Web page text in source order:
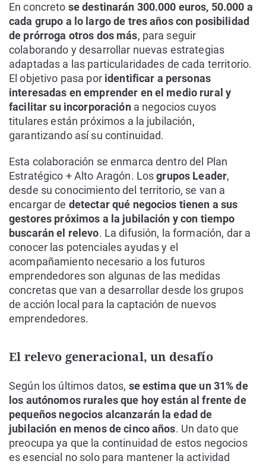
En concreto se destinarán 300.000 euros, 50.000 a
cada grupo a lo largo de tres años con posibilidad
de prórroga otros dos más, para seguir
colaborando y desarrollar nuevas estrategias
adaptadas a las particularidades de cada territorio.
El objetivo pasa por identificar a personas
interesadas en emprender en el medio rural y
facilitar su incorporacióna negocios cuyos
titulares están próximos a la jubilación,
garantizando así su continuidad.
Esta colaboración se enmarca dentro del Plan
Estratégico + Alto Aragón. Losgrupos Leader,
desde su conocimiento del territorio, se van a
encargar de detectar qué negocios tienen a sus
gestores próximos a la jubilación y con tiempo
buscarán el relevo. La difusión, la formación, dar a
conocer las potenciales ayudas y el
acompañamiento necesario a los futuros
emprendedores son algunas de las medidas
concretas que van a desarrollar desde los grupos
de acción local para la captación de nuevos
emprendedores.
El relevo generacional, un desafío
Según los últimos datos, se estima que un 31% de
los autónomos rurales que hoy están al frente de
pequeños negocios alcanzarán la edad de
jubilación en menos de cinco años. Un dato que
preocupa ya que la continuidad de estos negocios
es esencial no solo para mantener la actividad